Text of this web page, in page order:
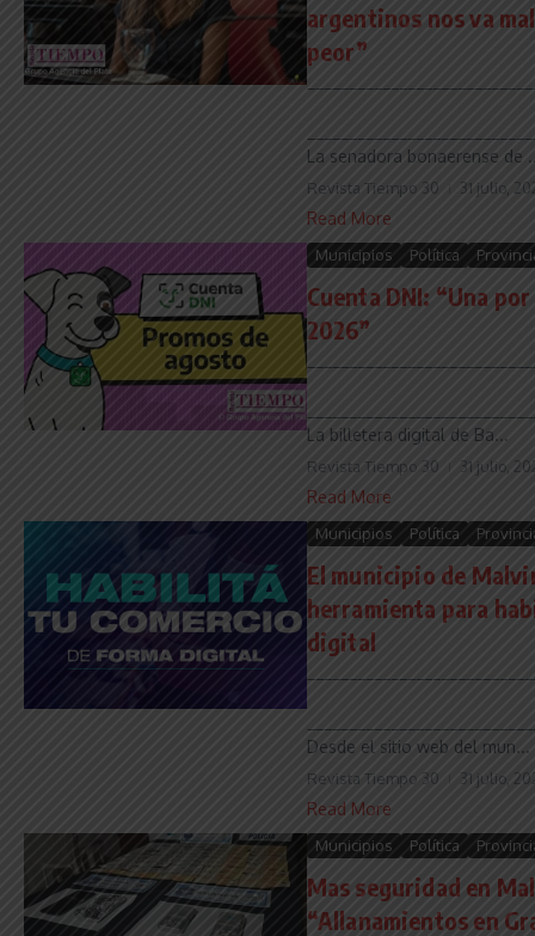
argentinos nos va
peor”
La senadora bonaerense de
Revista Tiempo 30 31 julio,
Read More
Municipios Política
Cuenta DNI: “Una
2026”
La billetera digital de Ba...
Revista Tiempo 30 31 julio,
Read More
Municipios Política
El municipio de
herramienta para
digital
Desde el sitio web del mun...
Revista Tiempo 30 31 julio,
Read More
Municipios Política
Mas seguridad en
“Allanamientos en